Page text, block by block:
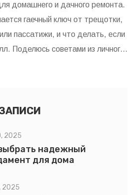
домашнего и дачного ремонта.
гаечный ключ от трещотки,
пассатижи, и что делать, если
Поделюсь советами из личного
как новичку, так и тем, кто
2025
надежный
для дома
2025